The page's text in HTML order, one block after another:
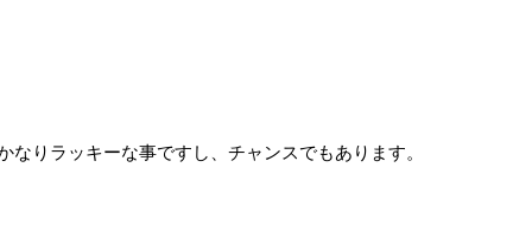
りラッキーな事ですし、チャンスでもあります。